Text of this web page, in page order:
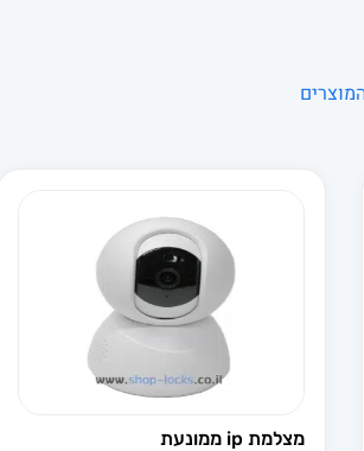
מצלמת ip ממונעת